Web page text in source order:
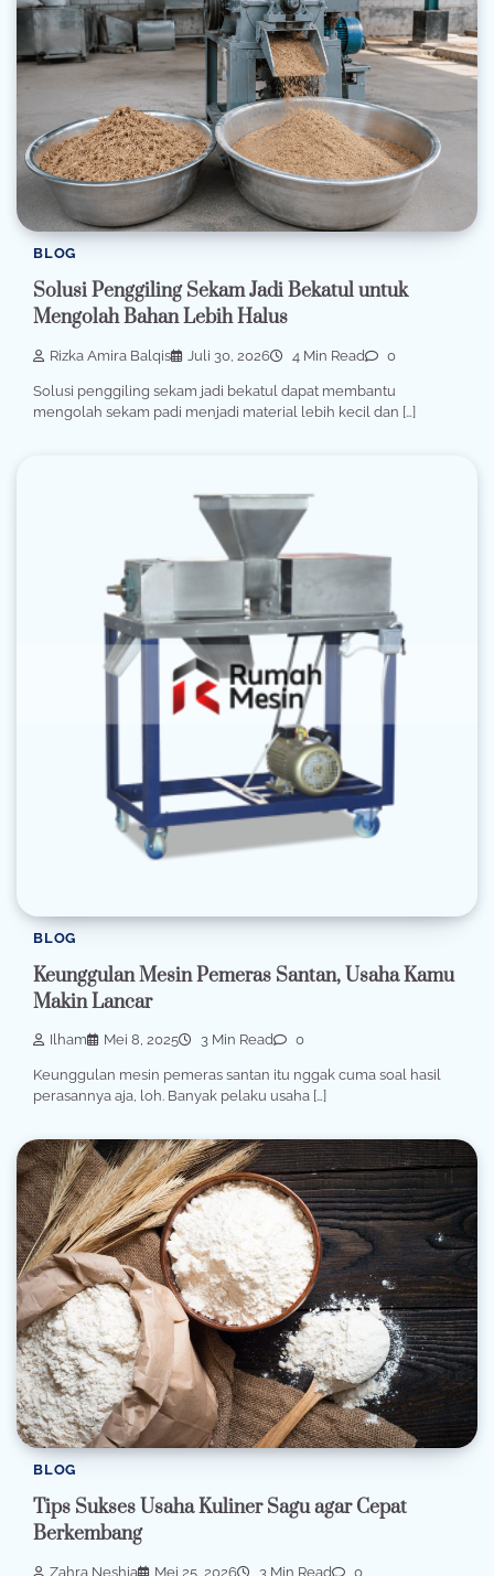
BLOG
Solusi Penggiling Sekam Jadi Bekatul untuk
Mengolah Bahan Lebih Halus
Rizka Amira Balqis Juli 30, 2026 4 Min Read 0
Solusi penggiling sekam jadi bekatul dapat membantu
mengolah sekam padi menjadi material lebih kecil dan […]
BLOG
Keunggulan Mesin Pemeras Santan, Usaha Kamu
Makin Lancar
Ilham Mei 8, 2025 3 Min Read 0
Keunggulan mesin pemeras santan itu nggak cuma soal hasil
perasannya aja, loh. Banyak pelaku usaha […]
BLOG
Tips Sukses Usaha Kuliner Sagu agar Cepat
Berkembang
Zahra Neshia Mei 25, 2026 3 Min Read 0